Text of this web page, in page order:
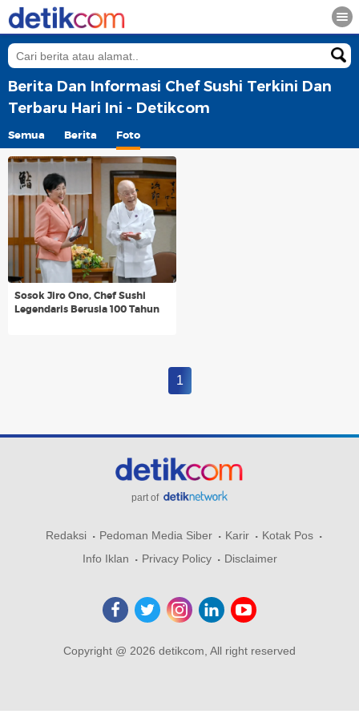
Berita Dan Informasi Chef Sushi Terkini Dan
Terbaru Hari Ini - Detikcom
Semua Berita Foto
Sosok Jiro Ono, Chef Sushi
Legendaris Berusia 100 Tahun
1
part of
Redaksi Pedoman Media Siber Karir
Kotak Pos
Info Iklan
Privacy Policy Disclaimer
Copyright @ 2026 detikcom, All right reserved